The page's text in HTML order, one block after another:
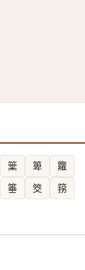
䉎 箄
籮
箠 筊 箉